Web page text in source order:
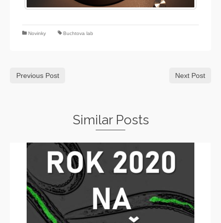
Novinky Buchtova lab
Previous Post Next Post
Similar Posts